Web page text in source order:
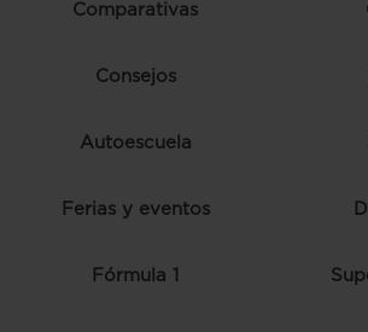
Comparativas
Consejos
Autoescuela
Ferias y eventos
Fórmula 1